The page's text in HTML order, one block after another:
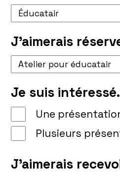
J’aimerais
Je suis
Une
Plusieurs
J’aimerais